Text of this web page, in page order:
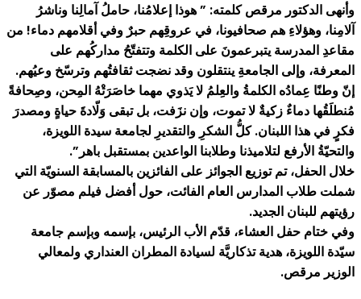
وأنهى الدكتور مرقص كلمته: ” هوذا إعلامُنا، حاملُ آمالِنا وناشرُ
آلامِنا، وهؤلاءِ هم صحافيونا، في عروقِهم حبرٌ وفي أقلامهم دماء! من
مقاعدِ المدرسة يتبرعمونَ على الكلمة وتتفتّحُ مداركُهم على
المعرفة، وإلى الجامعةِ ينتقلون وقد نضجت ثقافتُهم وترسّخ وعيُهم.
إنّ وطنًا عِمادُه الكلمةُ والعِلمُ لا يَذوي مهما خاصَرَتْهُ المِحن، وصِحافةً
مُنطلَقُها دماءٌ زكيةٌ لا تموت، وإن نزَفت، بل تبقى وَلّادةَ حياةٍ ومصدرَ
فكرٍ في هذا اللبنان. كلُّ الشكرِ والتقديرِ لجامعة سيدة اللويزة،
والتحيّةُ الأرفع لتلاميذنا وطلابنا الواعدين بمستقبل باهر”.
خلال الحفل، تم توزيع الجوائز على الفائزين بالمسابقة السنويّة التي
شملت طلاب المدارس العام الفائت، حول أفضل فيلم مصوّر عن
رؤيتهم للبنان الجديد.
وفي ختام حفل العشاء، قدّم الأب الرئيس، بإسمه وبإسم جامعة
سيّدة اللويزة، هدية تذكاريَّة لسيادة المطران العنداري ولمعالي
الوزير مرقص.